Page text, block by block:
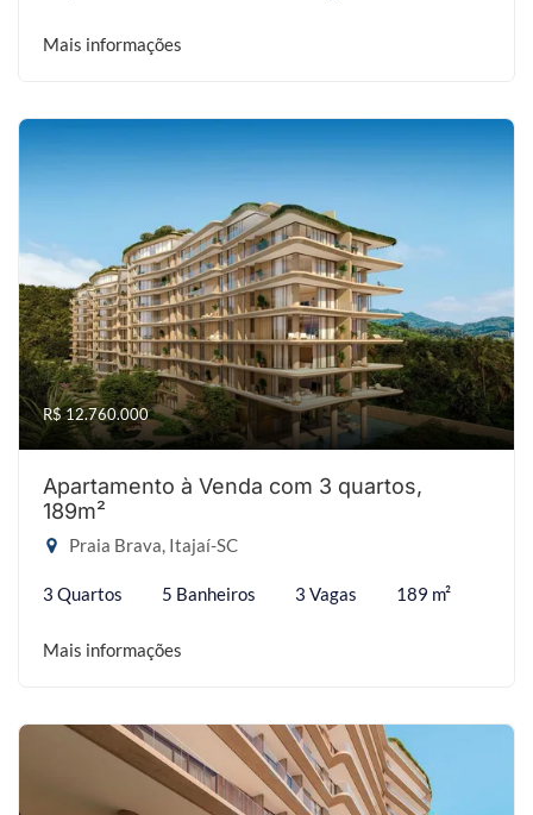
Mais informações
R$ 12.760.000
Apartamento à Venda com 3 quartos,
189m²
Praia Brava, Itajaí-SC
3 Quartos 5 Banheiros 3 Vagas 189 m²
Mais informações